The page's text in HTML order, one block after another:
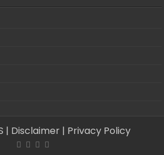
| Disclaimer | Privacy Policy